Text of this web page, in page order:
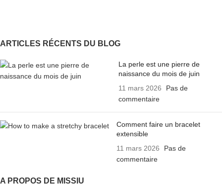
ARTICLES RÉCENTS DU BLOG
La perle est une pierre de
naissance du mois de juin
11 mars 2026
Pas de
commentaire
Comment faire un bracelet
extensible
11 mars 2026
Pas de
commentaire
A PROPOS DE MISSIU